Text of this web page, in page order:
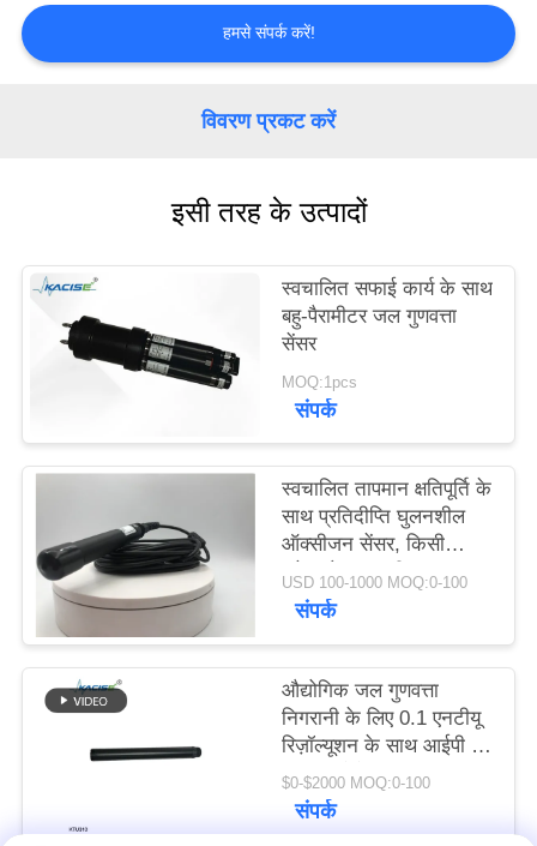
संपर्क
करें
मामलों
एक
अनुरोध
साइटमैप
गोपनीयता
नीति
हमसे संपर्क करें!
विवरण प्रकट करें
इसी तरह के उत्पादों
स्वचालित सफाई कार्य के साथ
बहु-पैरामीटर जल गुणवत्ता
सेंसर
MOQ:1pcs
संपर्क
स्वचालित तापमान क्षतिपूर्ति के
साथ प्रतिदीप्ति घुलनशील
ऑक्सीजन सेंसर, किसी
इलेक्ट्रोलाइट की आवश्यकता
नहीं और RS485 आउटपुट
USD 100-1000 MOQ:0-100
संपर्क
औद्योगिक जल गुणवत्ता
निगरानी के लिए 0.1 एनटीयू
रिज़ॉल्यूशन के साथ आईपी 68
एंटी इंटरफेरेंस ऑनलाइन
टर्बिडिटी सेंसर
$0-$2000 MOQ:0-100
संपर्क